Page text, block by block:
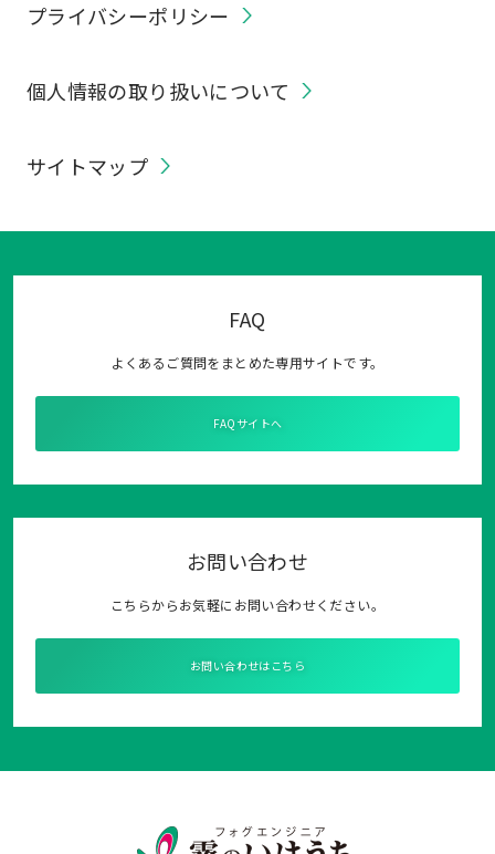
プライバシーポリシー
個人情報の取り扱いについて
サイトマップ
FAQ
よくあるご質問をまとめた専用サイトです。
FAQサイトへ
お問い合わせ
こちらからお気軽にお問い合わせください。
お問い合わせはこちら